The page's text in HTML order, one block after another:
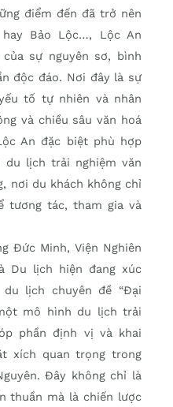
điểm đến đã trở nên
Bảo Lộc…, Lộc An
sự nguyên sơ, bình
độc đáo. Nơi đây là sự
tố tự nhiên và nhân
và chiều sâu văn hoá
An đặc biệt phù hợp
lịch trải nghiệm văn
nơi du khách không chỉ
tương tác, tham gia và
Đức Minh, Viện Nghiên
Du lịch hiện đang xúc
lịch chuyên đề “Đại
mô hình du lịch trải
phần định vị và khai
xích quan trọng trong
Đây không chỉ là
thuần mà là chiến lược